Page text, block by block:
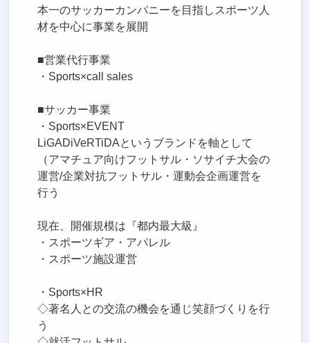
本一のサッカーカンパニーを目指しスポーツ人
材を中心に事業を展開
■営業代行事業
・Sports×call sales
■サッカー事業
・Sports×EVENT
LiGADiVeRTiDAというブランドを軸として
（アマチュア向けフットサル・ソサイチ大会の
運営/企業対抗フットサル・運動会企画運営を
行う
現在、開催規模は『都内最大級』
・スポーツギア・アパレル
・スポーツ施設運営
・Sports×HR
◇著名人との交流の機会を通じ笑顔づくりを行
う